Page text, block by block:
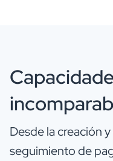
Desde la creación
seguimiento de